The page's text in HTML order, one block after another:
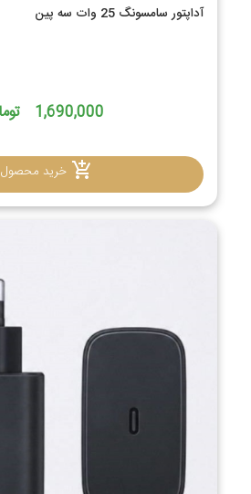
آداپتور سامسونگ 25 وات سه پین
1,690,000 تومان
خرید محصول